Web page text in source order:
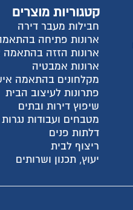
קטגוריות מוצרים
חבילות מעבר דירה
ארונות פתיחה
ארונות הזזה בהתאמה
ארונות אמבטיה
מקלחונים בהתאמה
פתרונות לעיצוב הבית
שיפוץ דירות ובתים
מטבחים ועבודות נגרות
דלתות פנים
ריצוף לבית
יעוץ, תכנון ושרותים